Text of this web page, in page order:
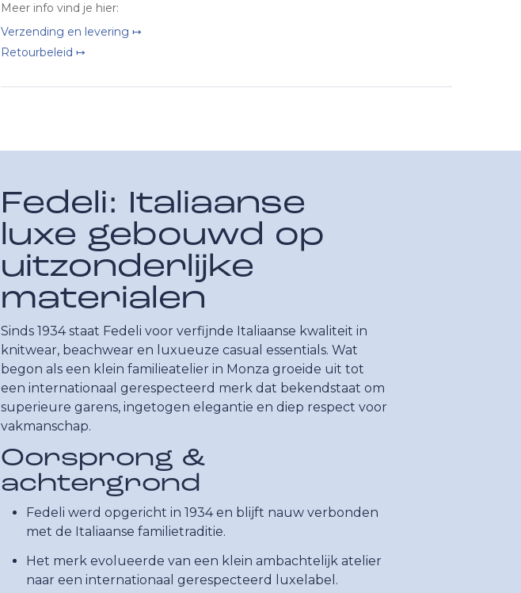
Meer info vind je hier:
Verzending en levering ↦
Retourbeleid ↦
Fedeli: Italiaanse
luxe gebouwd op
uitzonderlijke
materialen
Sinds 1934 staat Fedeli voor verfijnde Italiaanse kwaliteit in
knitwear, beachwear en luxueuze casual essentials. Wat
begon als een klein familieatelier in Monza groeide uit tot
een internationaal gerespecteerd merk dat bekendstaat om
superieure garens, ingetogen elegantie en diep respect voor
vakmanschap.
Oorsprong &
achtergrond
Fedeli werd opgericht in 1934 en blijft nauw verbonden
met de Italiaanse familietraditie.
Het merk evolueerde van een klein ambachtelijk atelier
naar een internationaal gerespecteerd luxelabel.